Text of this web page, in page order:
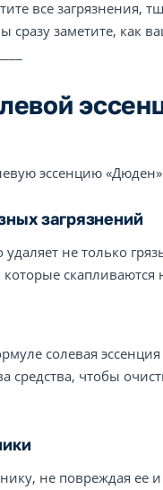
все загрязнения,
сразу заметите, как
эссенцию
загрязнений
не только
скапливаются
солевая
средства, чтобы
не повреждая ее